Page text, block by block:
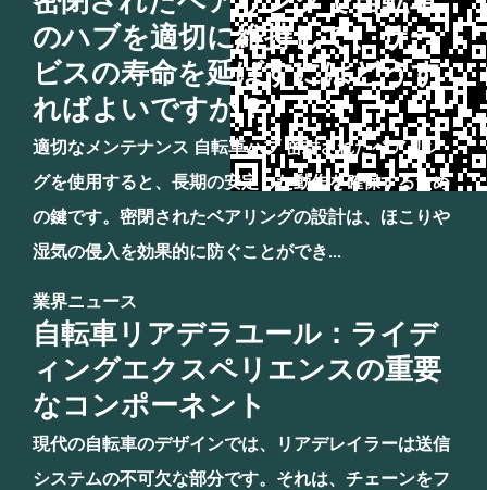
のハブを適切に維持して、サー
ビスの寿命を延ばすにはどうす
ればよいですか？
適切なメンテナンス 自転車ハブ 密封されたベアリン
グを使用すると、長期の安定した動作を確保するため
の鍵です。密閉されたベアリングの設計は、ほこりや
湿気の侵入を効果的に防ぐことができ...
業界ニュース
自転車リアデラユール：ライデ
ィングエクスペリエンスの重要
なコンポーネント
現代の自転車のデザインでは、リアデレイラーは送信
システムの不可欠な部分です。それは、チェーンをフ